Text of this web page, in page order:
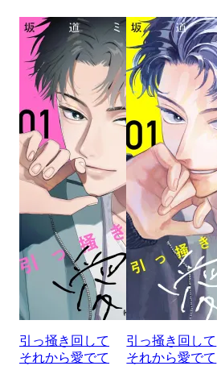
引っ掻き回して
それから愛でて
引っ掻き回して
それから愛でて